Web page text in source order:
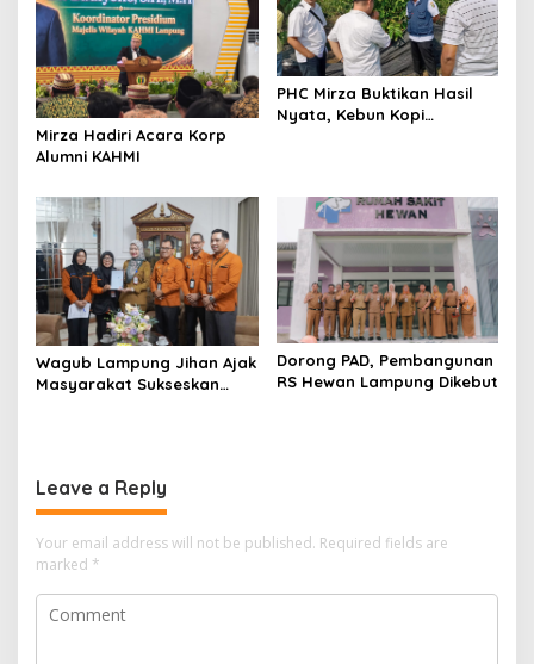
Mirza Hadiri Acara Korp
Alumni KAHMI
PHC Mirza Buktikan Hasil
Nyata, Kebun Kopi
Wagub Lampung Jihan Ajak
Masyarakat Sukseskan
Dorong PAD, Pembangunan
RS Hewan Lampung Dikebut
Leave a Reply
Your email address will not be published. Required fields are
marked *